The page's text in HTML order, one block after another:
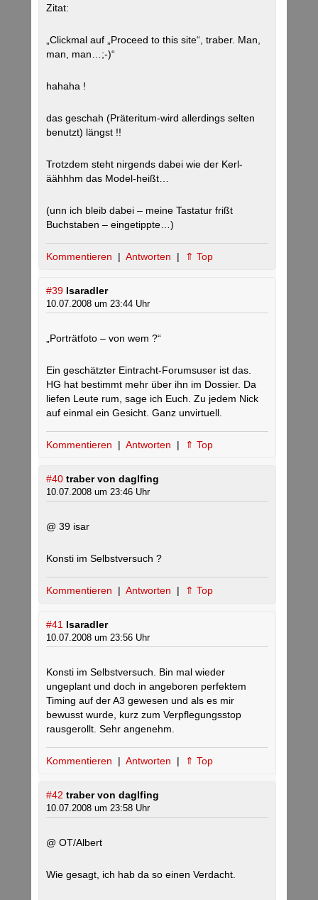
Zitat:
„Clickmal auf „Proceed to this site“, traber. Man,
man, man…;-)“
hahaha !
das geschah (Präteritum-wird allerdings selten
benutzt) längst !!
Trotzdem steht nirgends dabei wie der Kerl-
äähhhm das Model-heißt…
(unn ich bleib dabei – meine Tastatur frißt
Buchstaben – eingetippte…)
Kommentieren | Antworten | ⇑ Top
#39 Isaradler
10.07.2008 um 23:44 Uhr
„Porträtfoto – von wem ?“
Ein geschätzter Eintracht-Forumsuser ist das.
HG hat bestimmt mehr über ihn im Dossier. Da
liefen Leute rum, sage ich Euch. Zu jedem Nick
auf einmal ein Gesicht. Ganz unvirtuell.
Kommentieren | Antworten | ⇑ Top
#40 traber von daglfing
10.07.2008 um 23:46 Uhr
@ 39 isar
Konsti im Selbstversuch ?
Kommentieren | Antworten | ⇑ Top
#41 Isaradler
10.07.2008 um 23:56 Uhr
Konsti im Selbstversuch. Bin mal wieder
ungeplant und doch in angeboren perfektem
Timing auf der A3 gewesen und als es mir
bewusst wurde, kurz zum Verpflegungsstop
rausgerollt. Sehr angenehm.
Kommentieren | Antworten | ⇑ Top
#42 traber von daglfing
10.07.2008 um 23:58 Uhr
@ OT/Albert
Wie gesagt, ich hab da so einen Verdacht.